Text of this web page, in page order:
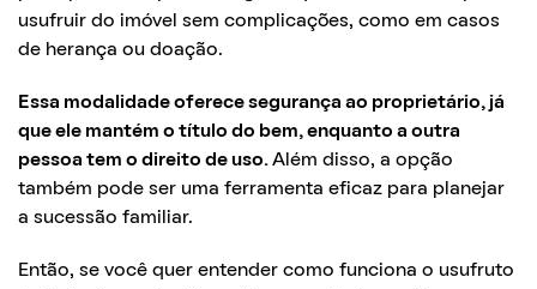
usufruir do imóvel sem complicações, como em casos
de herança ou doação.
Essa modalidade oferece segurança ao proprietário, já
que ele mantém o título do bem, enquanto a outra
pessoa tem o direito de uso. Além disso, a opção
também pode ser uma ferramenta eficaz para planejar
a sucessão familiar.
Então, se você quer entender como funciona o usufruto